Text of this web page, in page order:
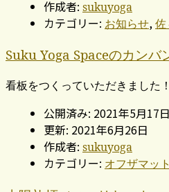
作成者: sukuyoga
カテゴリー: お知らせ, 佐
Suku Yoga Spaceのカンバ
看板をつくっていただきました！
公開済み: 2021年5月17日
更新: 2021年6月26日
作成者: sukuyoga
カテゴリー: オフザマット